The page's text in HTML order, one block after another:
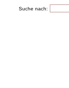
Suche nach: